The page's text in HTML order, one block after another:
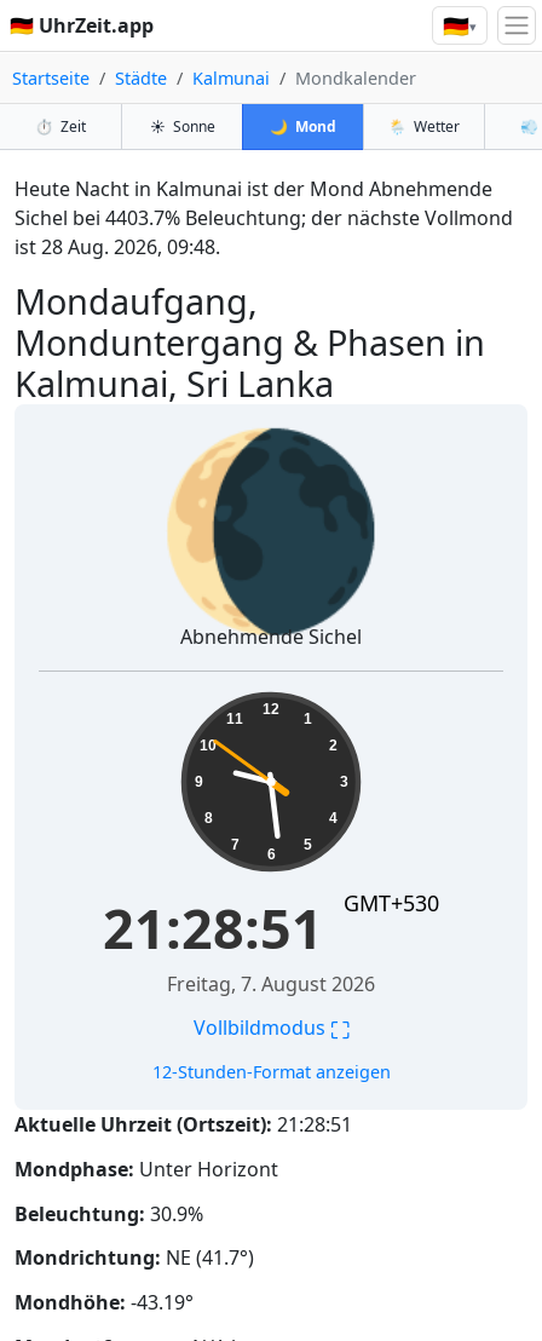
🇩🇪 UhrZeit.app 🇩🇪▾
Startseite Städte Kalmunai Mondkalender
⏱️ Zeit ☀️ Sonne 🌙 Mond 🌦️ Wetter 💨
Mondaufgang,
Monduntergang & Phasen in
Kalmunai, Sri Lanka
Heute Nacht in Kalmunai ist der Mond Abnehmende
Sichel bei 4403.7% Beleuchtung; der nächste Vollmond
ist 28 Aug. 2026, 09:48.
🌘
Abnehmende Sichel
12
1
2
3
4
5
6
7
8
9
10
11
21:28:51 GMT+530
Freitag, 7. August 2026
Vollbildmodus ⛶
12-Stunden-Format anzeigen
Aktuelle Uhrzeit (Ortszeit): 21:28:51
Mondphase: Unter Horizont
Beleuchtung: 30.9%
Mondrichtung: NE (41.7°)
Mondhöhe: -43.19°